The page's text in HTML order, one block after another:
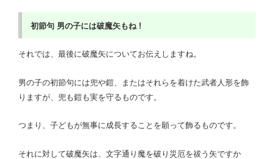
初節句 男の子には破魔矢もね !
それでは、最後に破魔矢についてお伝えしますね。
男の子の初節句には兜や鎧、またはそれらを着けた武者人形を飾
りますが、兜も鎧も実を守るものです。
つまり、子どもが無事に成長することを願って飾るものです。
それに対して破魔矢は、文字通り魔を破り災厄を祓う矢ですか